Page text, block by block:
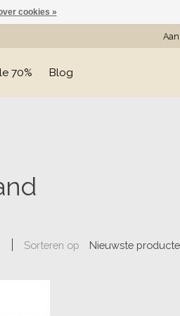
70% Blog
Sorteren op Nieuwste
cookies »